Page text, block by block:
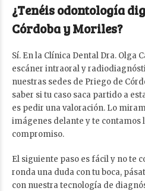
¿Tenéis odontología
Córdoba y Moriles?
Sí. En la Clínica Dental Dra. Olga
escáner intraoral y
nuestras sedes de Priego de
saber si tu caso saca partido a
es pedir una valoración. Lo
imágenes delante y te contamos
compromiso.
El siguiente paso es fácil y no te
ronda una duda con tu boca,
con nuestra tecnología de